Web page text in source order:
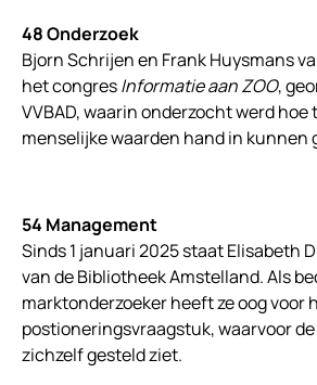
48 Onderzoek
Bjorn Schrijen en Frank Huysmans
het congresInformatie aan ZOO,
VVBAD, waarin onderzocht werd
menselijke waarden hand in kunnen
54 Management
Sinds 1 januari 2025 staat Elisabeth
van de Bibliotheek Amstelland. Als
marktonderzoeker heeft ze oog voor
postioneringsvraagstuk, waarvoor
zichzelf gesteld ziet.